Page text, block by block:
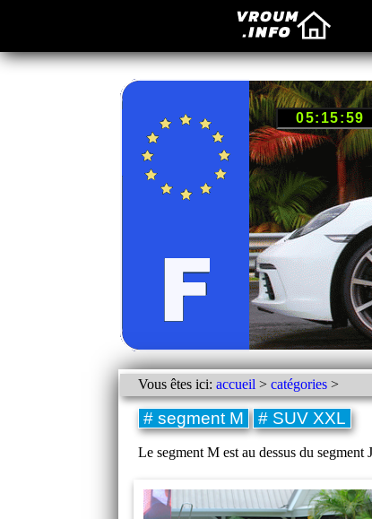
Vous êtes ici: accueil > catégories>
# segment M # SUV XXL
Le segment M est au dessus du